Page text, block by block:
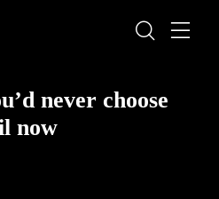
never choose
now